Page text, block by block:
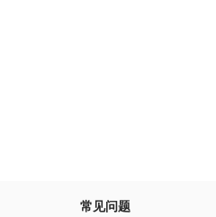
常见问题